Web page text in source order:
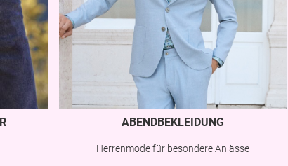
ABENDBEKLEIDUNG
Herrenmode für besondere Anlässe